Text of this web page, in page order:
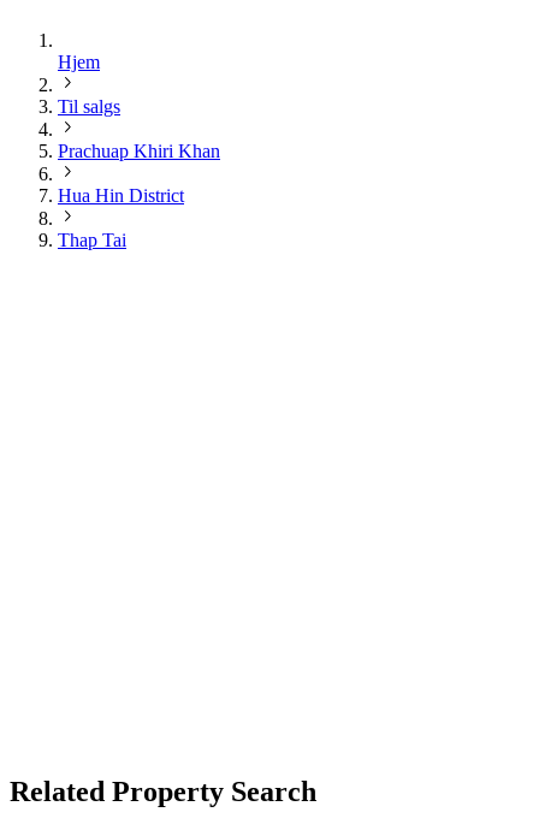
Hjem
Til salgs
Prachuap Khiri Khan
Hua Hin District
Thap Tai
Related Property Search